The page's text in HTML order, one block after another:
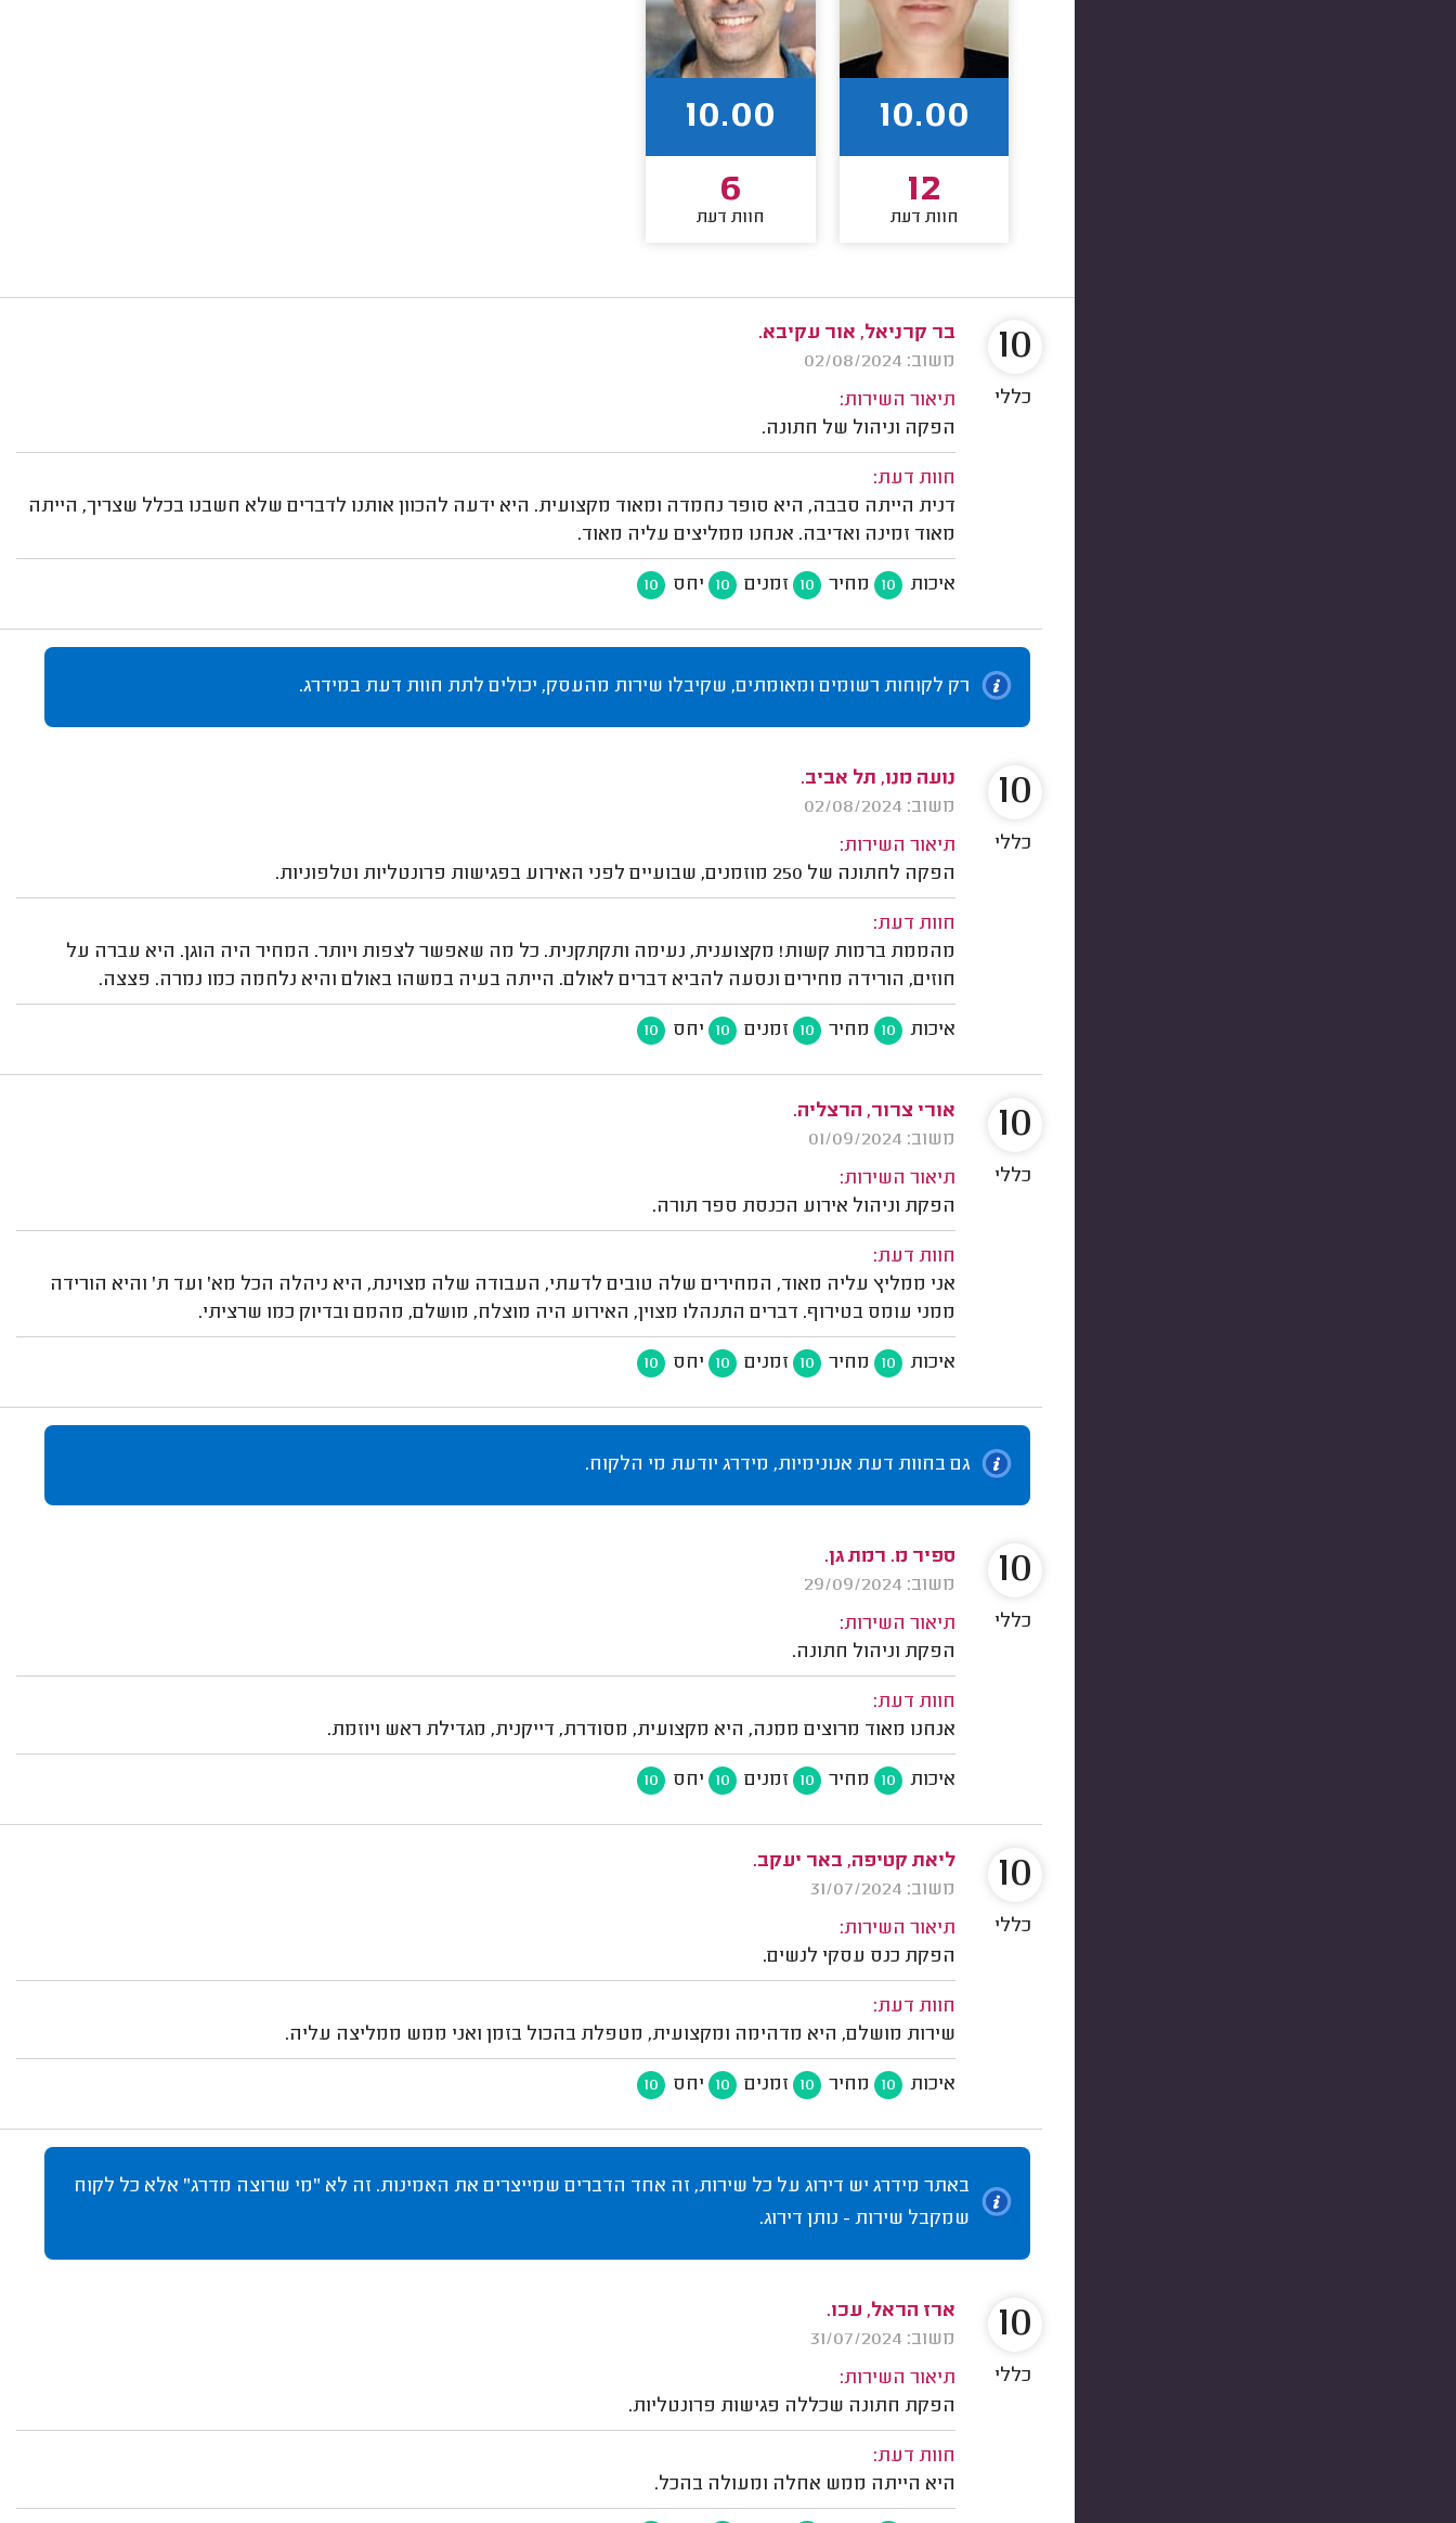
10.00
12
חוות דעת
10.00
6
חוות דעת
בר קרניאל, אור עקיבא.
משוב: 02/08/2024
תיאור השירות:
הפקה וניהול של חתונה.
חוות דעת:
דנית הייתה סבבה, היא סופר נחמדה ומאוד מקצועית. היא ידעה להכוון אותנו לדברים שלא חשבנו בכלל שצריך, הייתה
מאוד זמינה ואדיבה. אנחנו ממליצים עליה מאוד.
איכות 10 מחיר 10 זמנים 10 יחס 10
10
כללי
רק לקוחות רשומים ומאומתים, שקיבלו שירות מהעסק, יכולים לתת חוות דעת במידרג.
נועה מנו, תל אביב.
משוב: 02/08/2024
תיאור השירות:
הפקה לחתונה של 250 מוזמנים, שבועיים לפני האירוע בפגישות פרונטליות וטלפוניות.
חוות דעת:
מהממת ברמות קשות! מקצוענית, נעימה ותקתקנית. כל מה שאפשר לצפות ויותר. המחיר היה הוגן. היא עברה על
חוזים, הורידה מחירים ונסעה להביא דברים לאולם. הייתה בעיה במשהו באולם והיא נלחמה כמו נמרה. פצצה.
איכות 10 מחיר 10 זמנים 10 יחס 10
10
כללי
אורי צרור, הרצליה.
משוב: 01/09/2024
תיאור השירות:
הפקת וניהול אירוע הכנסת ספר תורה.
חוות דעת:
אני ממליץ עליה מאוד, המחירים שלה טובים לדעתי, העבודה שלה מצוינת, היא ניהלה הכל מא' ועד ת' והיא הורידה
ממני עומס בטירוף. דברים התנהלו מצוין, האירוע היה מוצלח, מושלם, מהמם ובדיוק כמו שרציתי.
איכות 10 מחיר 10 זמנים 10 יחס 10
10
כללי
גם בחוות דעת אנונימיות, מידרג יודעת מי הלקוח.
ספיר מ. רמת גן.
משוב: 29/09/2024
תיאור השירות:
הפקת וניהול חתונה.
חוות דעת:
אנחנו מאוד מרוצים ממנה, היא מקצועית, מסודרת, דייקנית, מגדילת ראש ויוזמת.
איכות 10 מחיר 10 זמנים 10 יחס 10
10
כללי
ליאת קטיפה, באר יעקב.
משוב: 31/07/2024
תיאור השירות:
הפקת כנס עסקי לנשים.
חוות דעת:
שירות מושלם, היא מדהימה ומקצועית, מטפלת בהכול בזמן ואני ממש ממליצה עליה.
איכות 10 מחיר 10 זמנים 10 יחס 10
10
כללי
באתר מידרג יש דירוג על כל שירות, זה אחד הדברים שמייצרים את האמינות. זה לא "מי שרוצה מדרג" אלא כל לקוח
שמקבל שירות - נותן דירוג.
ארז הראל, עכו.
משוב: 31/07/2024
תיאור השירות:
הפקת חתונה שכללה פגישות פרונטליות.
חוות דעת:
היא הייתה ממש אחלה ומעולה בהכל.
10
כללי